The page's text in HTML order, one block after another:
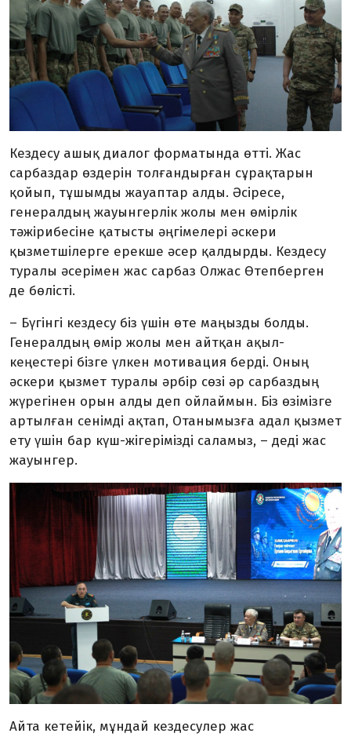
Кездесу ашық диалог форматында өтті. Жас
сарбаздар өздерін толғандырған сұрақтарын
қойып, тұшымды жауаптар алды. Әсіресе,
генералдың жауынгерлік жолы мен өмірлік
тәжірибесіне қатысты әңгімелері әскери
қызметшілерге ерекше әсер қалдырды. Кездесу
туралы әсерімен жас сарбаз Олжас Өтепберген
де бөлісті.
– Бүгінгі кездесу біз үшін өте маңызды болды.
Генералдың өмір жолы мен айтқан ақыл-
кеңестері бізге үлкен мотивация берді. Оның
әскери қызмет туралы әрбір сөзі әр сарбаздың
жүрегінен орын алды деп ойлаймын. Біз өзімізге
артылған сенімді ақтап, Отанымызға адал қызмет
ету үшін бар күш-жігерімізді саламыз, – деді жас
жауынгер.
Айта кетейік, мұндай кездесулер жас